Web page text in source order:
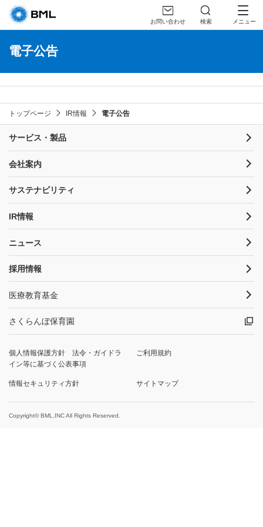
お問い合わせ 検索 メニュー
電子公告
トップページ IR情報 電子公告
サービス・製品
会社案内
サステナビリティ
IR情報
ニュース
採用情報
医療教育基金
さくらんぼ保育園
個人情報保護方針 法令・ガイドラ
イン等に基づく公表事項
ご利用規約
情報セキュリティ方針 サイトマップ
Copyright© BML,INC All Rights Reserved.